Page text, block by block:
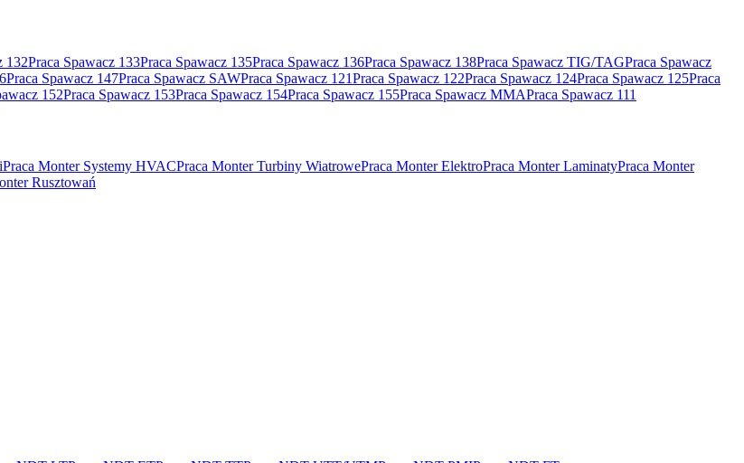
132Praca Spawacz 133Praca Spawacz 135Praca Spawacz 136Praca Spawacz 138Praca Spawacz TIG/TAGPraca Spawacz
Praca Spawacz 147Praca Spawacz SAWPraca Spawacz 121Praca Spawacz 122Praca Spawacz 124Praca Spawacz 125Praca
152Praca Spawacz 153Praca Spawacz 154Praca Spawacz 155Praca Spawacz MMAPraca Spawacz 111
Praca Monter Systemy HVACPraca Monter Turbiny WiatrowePraca Monter ElektroPraca Monter LaminatyPraca Monter
Rusztowań